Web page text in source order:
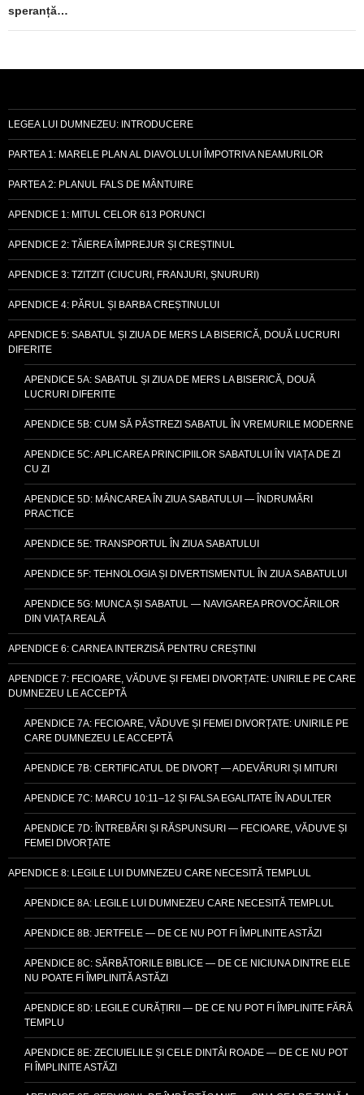
speranță…
LEGEA LUI DUMNEZEU: INTRODUCERE
PARTEA 1: MARELE PLAN AL DIAVOLULUI ÎMPOTRIVA NEAMURILOR
PARTEA 2: PLANUL FALS DE MÂNTUIRE
APENDICE 1: MITUL CELOR 613 PORUNCI
APENDICE 2: TĂIEREA ÎMPREJUR ȘI CREȘTINUL
APENDICE 3: TZITZIT (CIUCURI, FRANJURI, ȘNURURI)
APENDICE 4: PĂRUL ȘI BARBA CREȘTINULUI
APENDICE 5: SABATUL ȘI ZIUA DE MERS LA BISERICĂ, DOUĂ LUCRURI
DIFERITE
APENDICE 5A: SABATUL ȘI ZIUA DE MERS LA BISERICĂ, DOUĂ
LUCRURI DIFERITE
APENDICE 5B: CUM SĂ PĂSTREZI SABATUL ÎN VREMURILE MODERNE
APENDICE 5C: APLICAREA PRINCIPIILOR SABATULUI ÎN VIAȚA DE ZI
CU ZI
APENDICE 5D: MÂNCAREA ÎN ZIUA SABATULUI — ÎNDRUMĂRI
PRACTICE
APENDICE 5E: TRANSPORTUL ÎN ZIUA SABATULUI
APENDICE 5F: TEHNOLOGIA ȘI DIVERTISMENTUL ÎN ZIUA SABATULUI
APENDICE 5G: MUNCA ȘI SABATUL — NAVIGAREA PROVOCĂRILOR
DIN VIAȚA REALĂ
APENDICE 6: CARNEA INTERZISĂ PENTRU CREȘTINI
APENDICE 7: FECIOARE, VĂDUVE ȘI FEMEI DIVORȚATE: UNIRILE PE CARE
DUMNEZEU LE ACCEPTĂ
APENDICE 7A: FECIOARE, VĂDUVE ȘI FEMEI DIVORȚATE: UNIRILE PE
CARE DUMNEZEU LE ACCEPTĂ
APENDICE 7B: CERTIFICATUL DE DIVORȚ — ADEVĂRURI ȘI MITURI
APENDICE 7C: MARCU 10:11–12 ȘI FALSA EGALITATE ÎN ADULTER
APENDICE 7D: ÎNTREBĂRI ȘI RĂSPUNSURI — FECIOARE, VĂDUVE ȘI
FEMEI DIVORȚATE
APENDICE 8: LEGILE LUI DUMNEZEU CARE NECESITĂ TEMPLUL
APENDICE 8A: LEGILE LUI DUMNEZEU CARE NECESITĂ TEMPLUL
APENDICE 8B: JERTFELE — DE CE NU POT FI ÎMPLINITE ASTĂZI
APENDICE 8C: SĂRBĂTORILE BIBLICE — DE CE NICIUNA DINTRE ELE
NU POATE FI ÎMPLINITĂ ASTĂZI
APENDICE 8D: LEGILE CURĂȚIRII — DE CE NU POT FI ÎMPLINITE FĂRĂ
TEMPLU
APENDICE 8E: ZECIUIELILE ȘI CELE DINTÂI ROADE — DE CE NU POT
FI ÎMPLINITE ASTĂZI